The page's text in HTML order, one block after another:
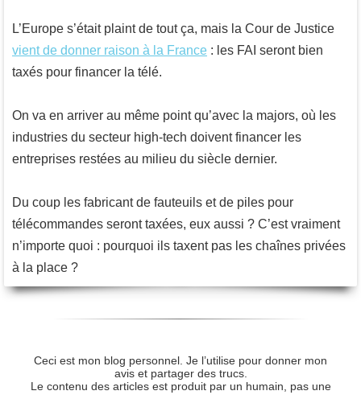
L’Europe s’était plaint de tout ça, mais la Cour de Justice
vient de donner raison à la France : les FAI seront bien
taxés pour financer la télé.
On va en arriver au même point qu’avec la majors, où les
industries du secteur high-tech doivent financer les
entreprises restées au milieu du siècle dernier.
Du coup les fabricant de fauteuils et de piles pour
télécommandes seront taxées, eux aussi ? C’est vraiment
n’importe quoi : pourquoi ils taxent pas les chaînes privées
à la place ?
Ceci est mon blog personnel. Je l’utilise pour donner mon
avis et partager des trucs.
Le contenu des articles est produit par un humain, pas une